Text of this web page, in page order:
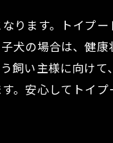
ります。トイプ
犬の場合は、健
飼い主様に向け
。安心してトイ